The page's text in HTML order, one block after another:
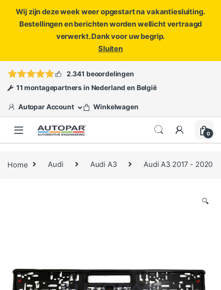
Wij zijn deze week weer opgestart na vakantiesluiting.
Bestellingen en berichten worden wellicht vertraagd
verwerkt. Dank voor uw begrip.
Sluiten
ofopen een ticket
2.341 beoordelingen
11 montagepartners in Nederland en België
Autopar Account Winkelwagen
0
Home Audi Audi A3 Audi A3 2017 - 2020
🔍